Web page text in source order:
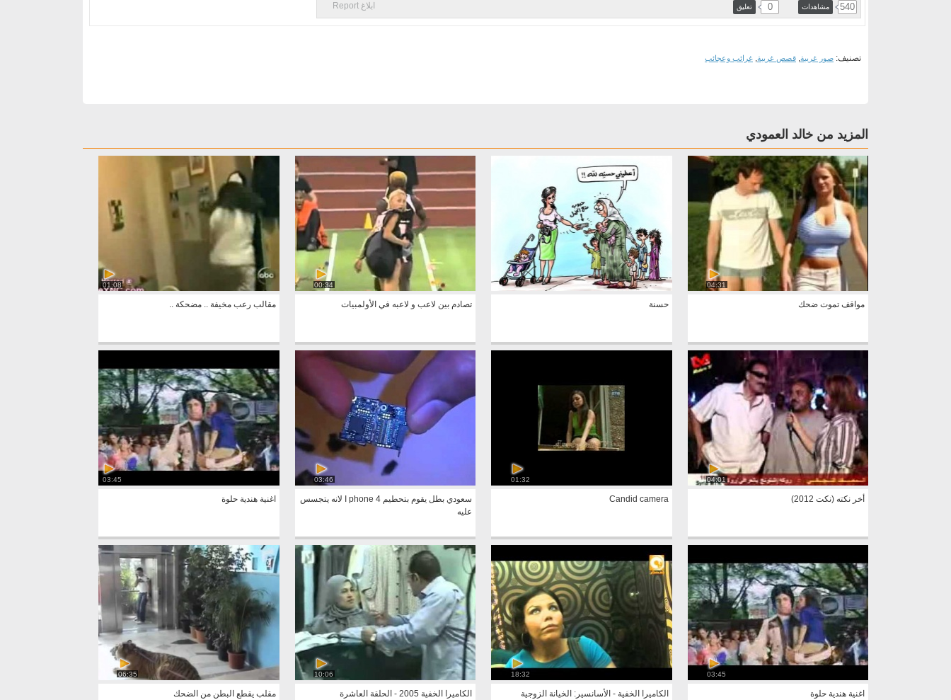
540 مشاهدات 0 تعليق ابلاغ Report
تصنيف: صور غريبة, قصص غريبة, غرائب وعجائب
المزيد من خالد العمودي
04:31
مواقف تموت ضحك حسنة
00:34
تصادم بين لاعب و لاعبه في الأولمبيات
01:08
مقالب رعب مخيفة .. مضحكة ..
04:01
أخر نكته (نكت 2012)
01:32
Candid camera
03:46
سعودي بطل يقوم بتحطيم I phone 4 لانه يتجسس
عليه
03:45
اغنية هندية حلوة
03:45
اغنية هندية حلوة
18:32
الكاميرا الخفية - الأسانسير: الخيانة الزوجية
10:06
الكاميرا الخفية 2005 - الحلقة العاشرة
06:35
مقلب يقطع البطن من الضحك